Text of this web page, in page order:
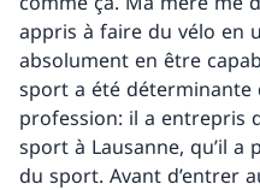
appris à faire du vélo en
absolument en être
sport a été déterminante
profession: il a entrepris
sport à Lausanne, qu’il a
du sport. Avant d’entrer